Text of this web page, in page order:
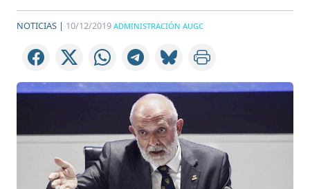
NOTICIAS | 10/12/2019 ADMINISTRACIÓN AUGC